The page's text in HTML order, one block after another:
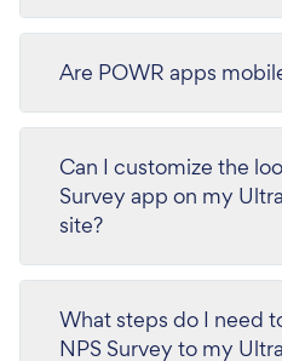
Are POWR apps
Can I customize the
Survey app on my
site?
What steps do I need
NPS Survey to my